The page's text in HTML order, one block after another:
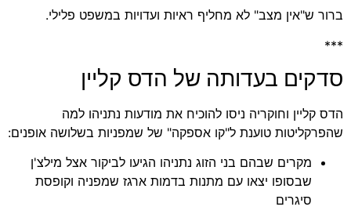
ש"אין מצב" לא מחליף ראיות ועדויות במשפט פלילי.
בעדותה של הדס קליין
קליין וחוקריה ניסו להוכיח את מודעות נתניהו למה
טוענת ל"קו אספקה" של שמפניות בשלושה אופנים:
מקרים שבהם בני הזוג נתניהו הגיעו לביקור אצל מילצ'ן
שבסופו יצאו עם מתנות בדמות ארגז שמפניה וקופסת
סיגרים